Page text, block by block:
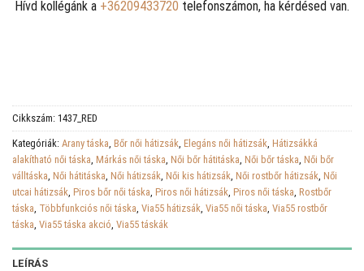
Hívd kollégánk a +36209433720 telefonszámon, ha kérdésed van.
Cikkszám: 1437_RED
Kategóriák: Arany táska, Bőr női hátizsák, Elegáns női hátizsák, Hátizsákká
alakítható női táska, Márkás női táska, Női bőr hátitáska, Női bőr táska, Női bőr
válltáska, Női hátitáska, Női hátizsák, Női kis hátizsák, Női rostbőr hátizsák, Női
utcai hátizsák, Piros bőr női táska, Piros női hátizsák, Piros női táska, Rostbőr
táska, Többfunkciós női táska, Via55 hátizsák, Via55 női táska, Via55 rostbőr
táska, Via55 táska akció, Via55 táskák
LEÍRÁS